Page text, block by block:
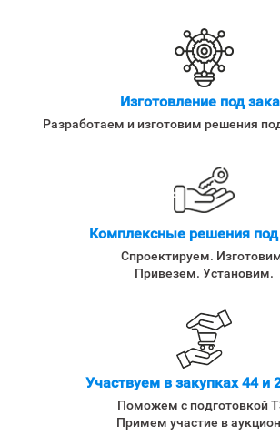
Изготовление под
Разработаем и изготовим решения
Комплексные решения
Спроектируем.
Привезем. Установим.
Участвуем в закупках 44 и
Поможем с подготовкой
Примем участие в